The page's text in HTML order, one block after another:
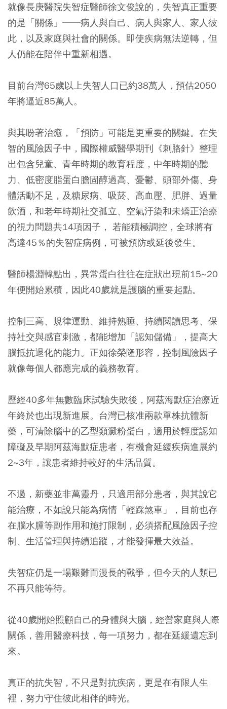
就像長庚醫院失智症醫師徐文俊說的，失智真正重要
的是「關係」──病人與自己、病人與家人、家人彼
此，以及家庭與社會的關係。即使疾病無法逆轉，但
人仍能在陪伴中重新相遇。
目前台灣65歲以上失智人口已約38萬人，預估2050
年將逼近85萬人。
與其盼著治癒，「預防」可能是更重要的關鍵。在失
智的風險因子中，國際權威醫學期刊《刺胳針》整理
出包含兒童、青年時期的教育程度，中年時期的聽
力、低密度脂蛋白膽固醇過高、憂鬱、頭部外傷、身
體活動不足，及糖尿病、吸菸、高血壓、肥胖、過量
飲酒，和老年時期社交孤立、空氣汙染和未矯正治療
的視力問題共14項因子， 若能積極調控，全球將有
高達45％的失智症病例，可被預防或延後發生。
醫師楊淵韓點出，異常蛋白往往在症狀出現前15~20
年便開始累積，因此40歲就是護腦的重要起點。
控制三高、規律運動、維持熟睡、持續閱讀思考、保
持社交與感官刺激，都能增加「認知儲備」，提高大
腦抵抗退化的能力。正如徐榮隆形容，控制風險因子
就像每個人都應完成的義務教育。
歷經40多年無數臨床試驗失敗後，阿茲海默症治療近
年終於也出現新進展。台灣已核准兩款單株抗體新
藥，可清除腦中的乙型類澱粉蛋白，適用於輕度認知
障礙及早期阿茲海默症患者，有機會延緩疾病進展約
2~3年，讓患者維持較好的生活品質。
不過，新藥並非萬靈丹，只適用部分患者，與其說它
能治療，不如說只能為病情「輕踩煞車」，目前也存
在腦水腫等副作用和施打限制，必須搭配風險因子控
制、生活管理與持續追蹤，才能發揮最大效益。
失智症仍是一場艱難而漫長的戰爭，但今天的人類已
不再只能等待。
從40歲開始照顧自己的身體與大腦，經營家庭與人際
關係，善用醫療科技，每一項努力，都在延緩遺忘到
來。
真正的抗失智，不只是對抗疾病，更是在有限人生
裡，努力守住彼此相伴的時光。